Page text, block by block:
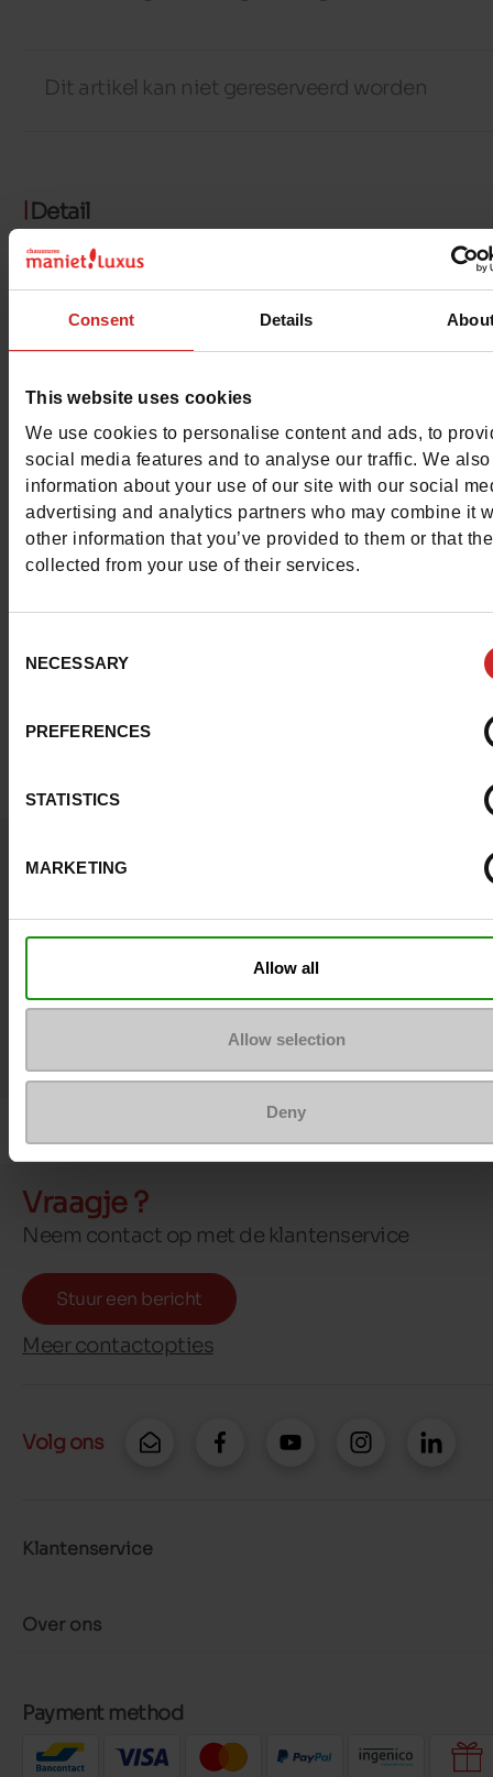
Consent Details
This website uses cookies
We use cookies to personalise content and ads, to
social media features and to analyse our traffic. We
information about your use of our site with our social
advertising and analytics partners who may combine it
other information that you’ve provided to them or that
collected from your use of their services.
Selection
NECESSARY
PREFERENCES
STATISTICS
MARKETING
Allow all
Allow selection
Deny
Dit artikel kan niet gereserveerd worden
Detail
Materiaal KATOEN
Color GRIJS
Breedte van de Raad normal
Waterbestendig Neen
schoenmaat
Join the community
#LoveManietLuxus
Publiceer je look op Instagram !
Vraagje ?
Neem contact op met de klantenservice
Stuur een bericht
Meer contactopties
Volg ons
Klantenservice
Over ons
Payment method